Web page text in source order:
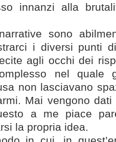
innanzi alla
sono
i diversi punti
agli occhi dei
nel quale
non lasciavano
Mai vengono
a me piace
la propria idea.